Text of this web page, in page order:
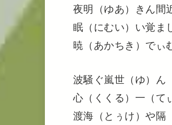
夜明（ゆあ）きん間
眠（にむい）い覚ま
暁（あかちき）でぃ
波騒ぐ嵐世（ゆ）ん
心（くくる）一（て
渡海（とぅけ）や隔